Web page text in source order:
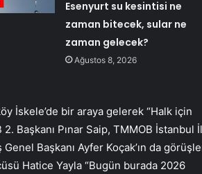
Esenyurt su kesintisi ne
zaman bitecek, sular ne
zaman gelecek?
Ağustos 8, 2026
İskele’de bir araya gelerek “Halk için
Başkanı Pınar Saip, TMMOB İstanbul İl
Başkanı Ayfer Koçak’ın da
Hatice Yayla “Bugün burada 2026